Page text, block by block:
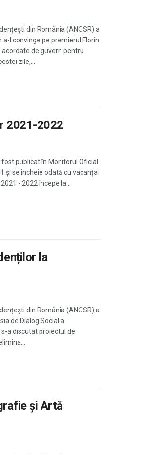
din România (ANOSR) a
l convinge pe premierul Florin
de guvern pentru
zile,...
2021-2022
publicat în Monitorul Oficial.
și se încheie odată cu vacanța
- 2022 începe la...
la
din România (ANOSR) a
de Dialog Social a
a discutat proiectul de
și Artă